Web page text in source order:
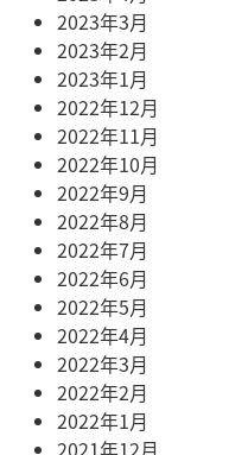
2023年3月
2023年2月
2023年1月
2022年12月
2022年11月
2022年10月
2022年9月
2022年8月
2022年7月
2022年6月
2022年5月
2022年4月
2022年3月
2022年2月
2022年1月
2021年12月